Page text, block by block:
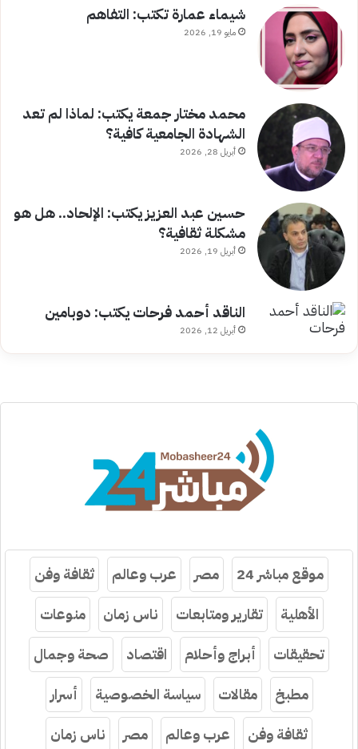
شيماء عمارة تكتب: التفاهم
مايو 19, 2026
محمد مختار جمعة يكتب: لماذا لم تعد
الشهادة الجامعية كافية؟
أبريل 28, 2026
حسين عبد العزيز يكتب: الإلحاد.. هل هو
مشكلة ثقافية؟
أبريل 19, 2026
الناقد أحمد فرحات يكتب: دوبامين
أبريل 12, 2026
موقع مباشر 24 مصر عرب وعالم
ثقافة وفن
الأهلية
تقارير ومتابعات ناس زمان
منوعات
تحقيقات
أبراج وأحلام اقتصاد
صحة وجمال
مطبخ
مقالات سياسة الخصوصية
أسرار
ثقافة وفن
عرب وعالم مصر ناس زمان